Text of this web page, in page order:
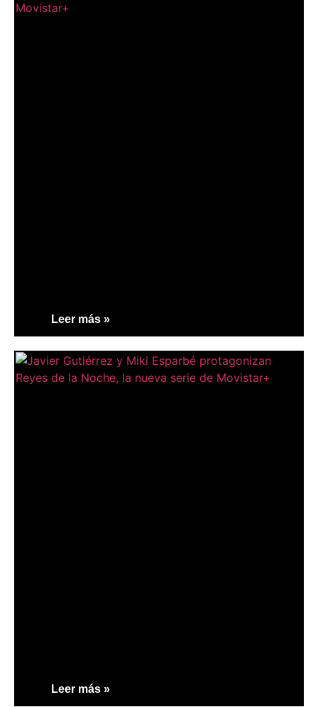
Leer más »
Leer más »